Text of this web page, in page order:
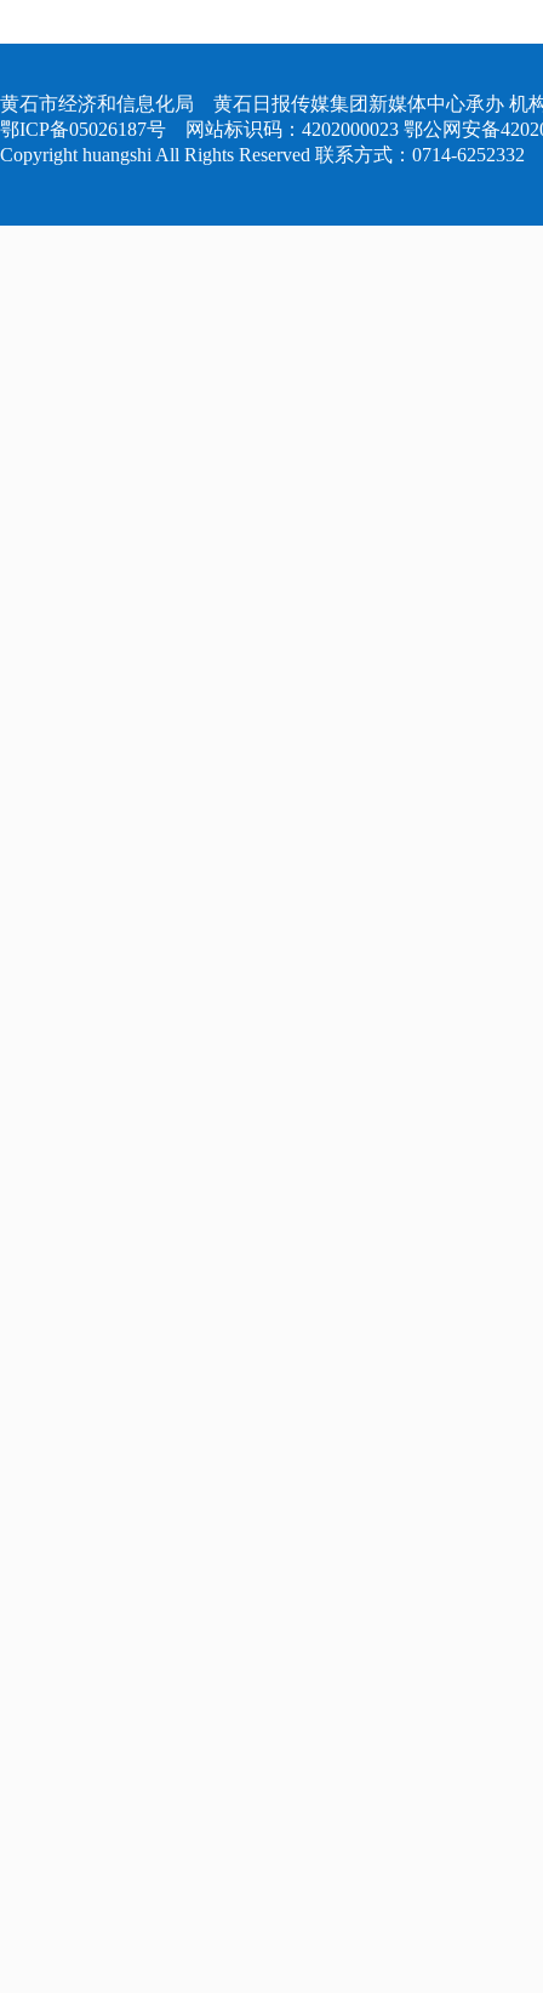
黄石市经济和信息化局 黄石日报传媒集团新媒体中心承办 机
鄂ICP备05026187号 网站标识码：4202000023 鄂公网安备
Copyright huangshi All Rights Reserved 联系方式：0714-6252332